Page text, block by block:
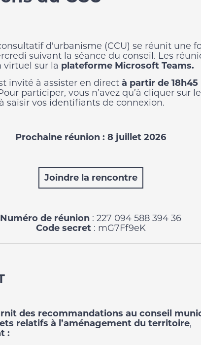
d'urbanisme (CCU) se réunit une
suivant la séance du conseil. Les
sur la plateforme Microsoft Teams.
invité à assister en direct à partir de 18h45
participer, vous n’avez qu’à cliquer sur
saisir vos identifiants de connexion.
Prochaine réunion : 8 juillet 2026
Joindre la rencontre
Numéro de réunion : 227 094 588 394 36
Code secret: mG7Ff9eK
des recommandations au conseil
relatifs à l’aménagement du territoire,
: